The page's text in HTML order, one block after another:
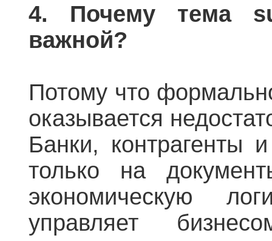
4. Почему тема
важной?
Потому что
оказывается
Банки, контрагенты
только на
экономическую
управляет